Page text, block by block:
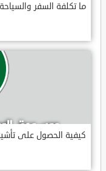
ما تكلفة السفر
كيفية الحصول على تأشيرة